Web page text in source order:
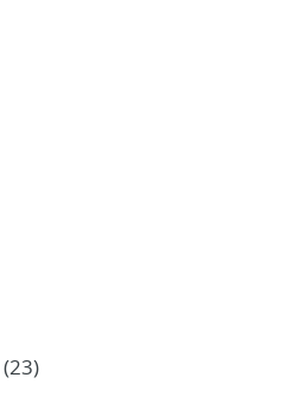
(23)